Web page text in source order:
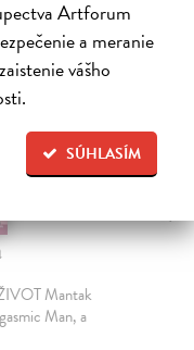
Artforum
a meranie
vášho
SÚHLASÍM
kniha
jeden pár zostane